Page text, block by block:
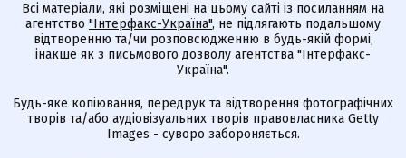
Всі матеріали, які розміщені на цьому сайті із посиланням на
агентство "Інтерфакс-Україна", не підлягають подальшому
відтворенню та/чи розповсюдженню в будь-якій формі,
інакше як з письмового дозволу агентства "Інтерфакс-
Україна".
Будь-яке копіювання, передрук та відтворення фотографічних
творів та/або аудіовізуальних творів правовласника Getty
Images - суворо забороняється.